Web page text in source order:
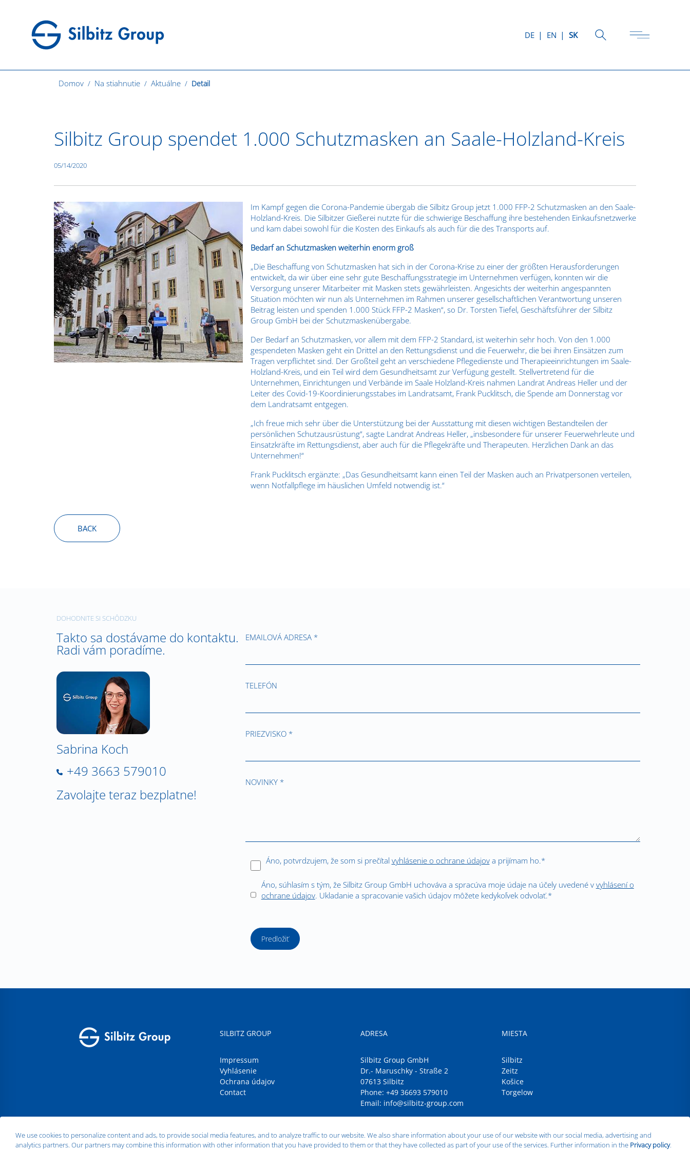
DE EN SK
Domov Na stiahnutie Aktuálne Detail
Silbitz Group spendet 1.000 Schutzmasken an Saale-Holzland-Kreis
05/14/2020
Im Kampf gegen die Corona-Pandemie übergab die Silbitz Group jetzt 1.000 FFP-2 Schutzmasken an den Saale-
Holzland-Kreis. Die Silbitzer Gießerei nutzte für die schwierige Beschaffung ihre bestehenden Einkaufsnetzwerke
und kam dabei sowohl für die Kosten des Einkaufs als auch für die des Transports auf.
Bedarf an Schutzmasken weiterhin enorm groß
„Die Beschaffung von Schutzmasken hat sich in der Corona-Krise zu einer der größten Herausforderungen
entwickelt, da wir über eine sehr gute Beschaffungsstrategie im Unternehmen verfügen, konnten wir die
Versorgung unserer Mitarbeiter mit Masken stets gewährleisten. Angesichts der weiterhin angespannten
Situation möchten wir nun als Unternehmen im Rahmen unserer gesellschaftlichen Verantwortung unseren
Beitrag leisten und spenden 1.000 Stück FFP-2 Masken“, so Dr. Torsten Tiefel, Geschäftsführer der Silbitz
Group GmbH bei der Schutzmaskenübergabe.
Der Bedarf an Schutzmasken, vor allem mit dem FFP-2 Standard, ist weiterhin sehr hoch. Von den 1.000
gespendeten Masken geht ein Drittel an den Rettungsdienst und die Feuerwehr, die bei ihren Einsätzen zum
Tragen verpflichtet sind. Der Großteil geht an verschiedene Pflegedienste und Therapieeinrichtungen im Saale-
Holzland-Kreis, und ein Teil wird dem Gesundheitsamt zur Verfügung gestellt. Stellvertretend für die
Unternehmen, Einrichtungen und Verbände im Saale Holzland-Kreis nahmen Landrat Andreas Heller und der
Leiter des Covid-19-Koordinierungsstabes im Landratsamt, Frank Pucklitsch, die Spende am Donnerstag vor
dem Landratsamt entgegen.
„Ich freue mich sehr über die Unterstützung bei der Ausstattung mit diesen wichtigen Bestandteilen der
persönlichen Schutzausrüstung“, sagte Landrat Andreas Heller, „insbesondere für unserer Feuerwehrleute und
Einsatzkräfte im Rettungsdienst, aber auch für die Pflegekräfte und Therapeuten. Herzlichen Dank an das
Unternehmen!“
Frank Pucklitsch ergänzte: „Das Gesundheitsamt kann einen Teil der Masken auch an Privatpersonen verteilen,
wenn Notfallpflege im häuslichen Umfeld notwendig ist.“
BACK
DOHODNITE SI SCHÔDZKU
Takto sa dostávame do kontaktu.
Radi vám poradíme.
Sabrina Koch
+49 3663 579010
Zavolajte teraz bezplatne!
EMAILOVÁ ADRESA *
TELEFÓN
PRIEZVISKO *
NOVINKY *
Áno, potvrdzujem, že som si prečítal vyhlásenie o ochrane údajova prijímam ho.*
Áno, súhlasím s tým, že Silbitz Group GmbH uchováva a spracúva moje údaje na účely uvedené v vyhlásení o
ochrane údajov. Ukladanie a spracovanie vašich údajov môžete kedykoľvek odvolať.*
Predložiť
SILBITZ GROUP
Impressum
Vyhlásenie
Ochrana údajov
Contact
ADRESA
Silbitz Group GmbH
Dr.- Maruschky - Straße 2
07613 Silbitz
Phone: +49 36693 579010
Email: info@silbitz-group.com
MIESTA
Silbitz
Zeitz
Košice
Torgelow
We use cookies to personalize content and ads, to provide social media features, and to analyze traffic to our website. We also share information about your use of our website with our social media, advertising and
analytics partners. Our partners may combine this information with other information that you have provided to them or that they have collected as part of your use of the services. Further information in the Privacy policy.